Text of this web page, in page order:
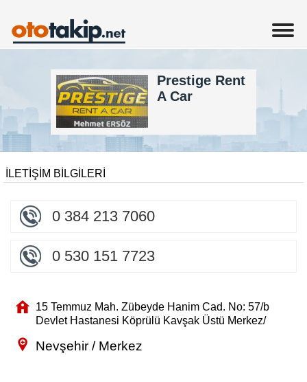
Prestige Rent
A Car
İLETİŞİM BİLGİLERİ
0 384 213 7060
0 530 151 7723
15 Temmuz Mah. Zübeyde Hanim Cad. No: 57/b
Devlet Hastanesi Köprülü Kavşak Üstü Merkez/
Nevşehir / Merkez